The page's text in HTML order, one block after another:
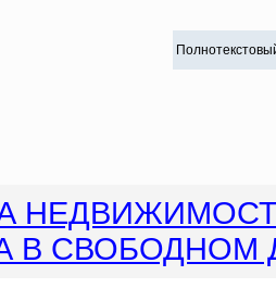
В СВОБОДНОМ